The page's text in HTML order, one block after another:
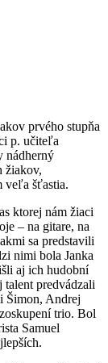
prvého stupňa
p. učiteľa
žiakov,
veľa šťastia.
ktorej nám žiaci
– na gitare, na
sa predstavili
nimi bola Janka
aj ich hudobní
predvádzali
Šimon, Andrej
trio. Bol
Samuel